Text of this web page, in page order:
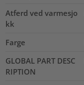
Atferd ved varmesjo
kk
Farge
GLOBAL PART DESC
RIPTION